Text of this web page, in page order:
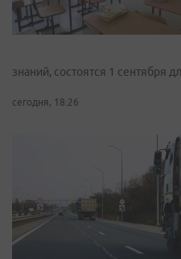
знаний, состоятся 1 сентября
сегодня, 18:26